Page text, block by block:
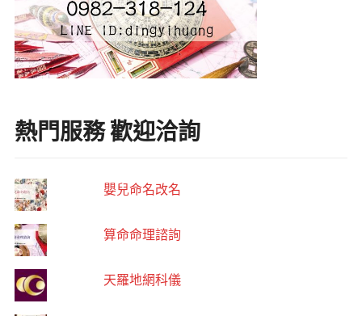
熱門服務 歡迎洽詢
嬰兒命名改名
算命命理諮詢
天羅地網科儀